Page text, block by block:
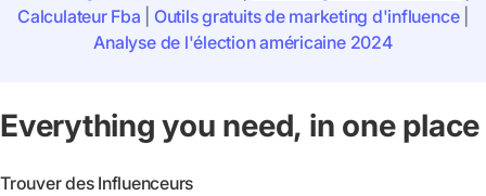
Calculateur Fba
Outils gratuits de marketing d'influence|
Analyse de l'élection américaine 2024
Everything you need, in one place
Trouver des Influenceurs